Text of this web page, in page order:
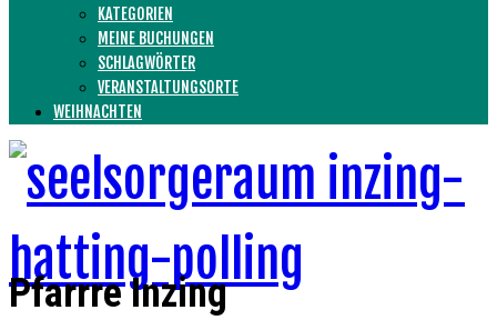
KATEGORIEN
MEINE BUCHUNGEN
SCHLAGWÖRTER
VERANSTALTUNGSORTE
WEIHNACHTEN
Pfarrre Inzing